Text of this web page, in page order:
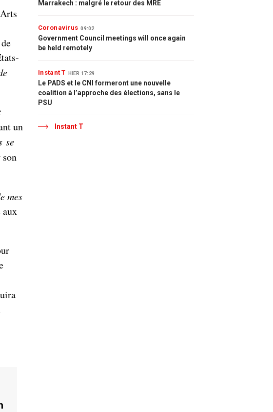
un
se
son
mes
aux
Marrakech : malgré le retour des MRE
Coronavirus 09:02
Government Council meetings will once again
be held remotely
Instant T HIER 17:29
Le PADS et le CNI formeront une nouvelle
coalition à l’approche des élections, sans le
PSU
Instant T